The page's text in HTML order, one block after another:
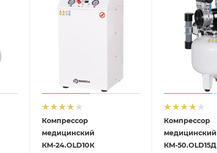
Компрессор
медицинский
КМ-24.OLD10К
Компрессор
медицинский
КМ-50.OLD15Д